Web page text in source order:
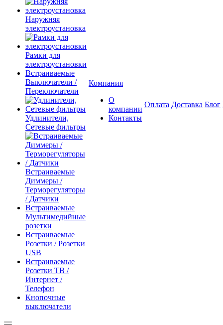
Наружняя
электроустановка
Рамки для
электроустановки
Встраиваемые
Выключатели /
Переключатели
Удлинители,
Сетевые фильтры
Встраиваемые
Диммеры /
Терморегуляторы
/ Датчики
Встраиваемые
Мультимедийные
розетки
Встраиваемые
Розетки / Розетки
USB
Встраиваемые
Розетки ТВ /
Интернет /
Телефон
Кнопочные
выключатели
Компания
О
компании
Контакты
Оплата Доставка Блог